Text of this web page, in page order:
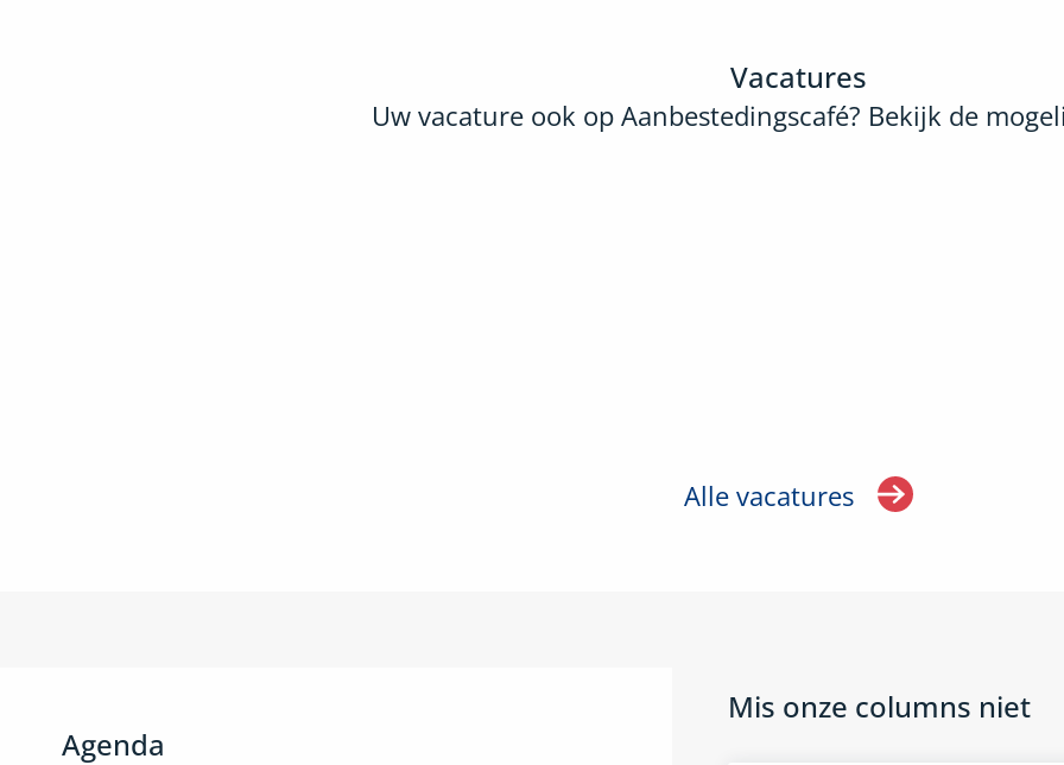
Vacatures
Uw vacature ook op Aanbestedingscafé? Bekijk de
Alle vacatures
Agenda
Mis onze columns niet